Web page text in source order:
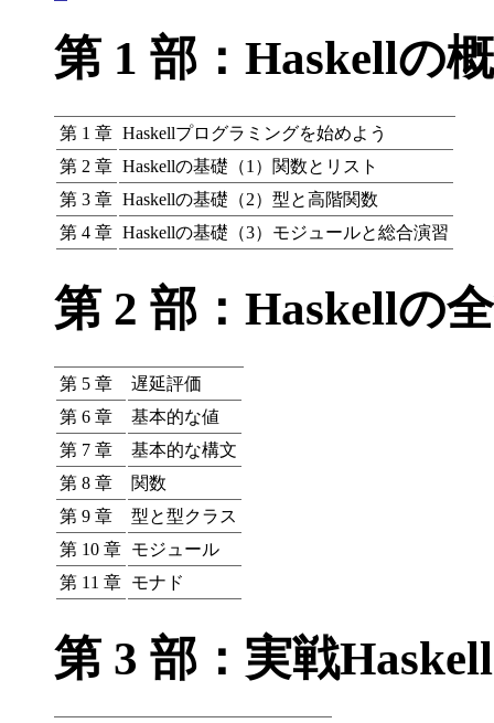
第 1 部：Haskellの
第 1 章 Haskellプログラミングを始めよう
第 2 章 Haskellの基礎（1）関数とリスト
第 3 章 Haskellの基礎（2）型と高階関数
第 4 章 Haskellの基礎（3）モジュールと総合演習
第 2 部：Haskellの
第 5 章
遅延評価
第 6 章
基本的な値
第 7 章
基本的な構文
第 8 章
関数
第 9 章
型と型クラス
第 10 章 モジュール
第 11 章 モナド
第 3 部：実戦